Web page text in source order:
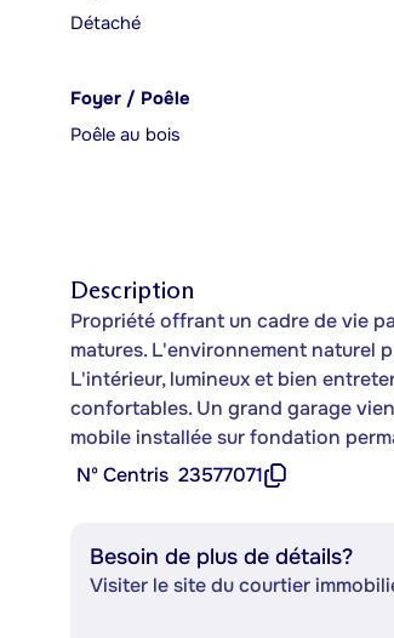
Détaché
Foyer / Poêle
Poêle au bois
Description
Propriété offrant un cadre de vie
matures. L'environnement naturel
L'intérieur, lumineux et bien
confortables. Un grand garage
mobile installée sur fondation
Nº Centris 23577071
Besoin de plus de détails?
Visiter le site du courtier